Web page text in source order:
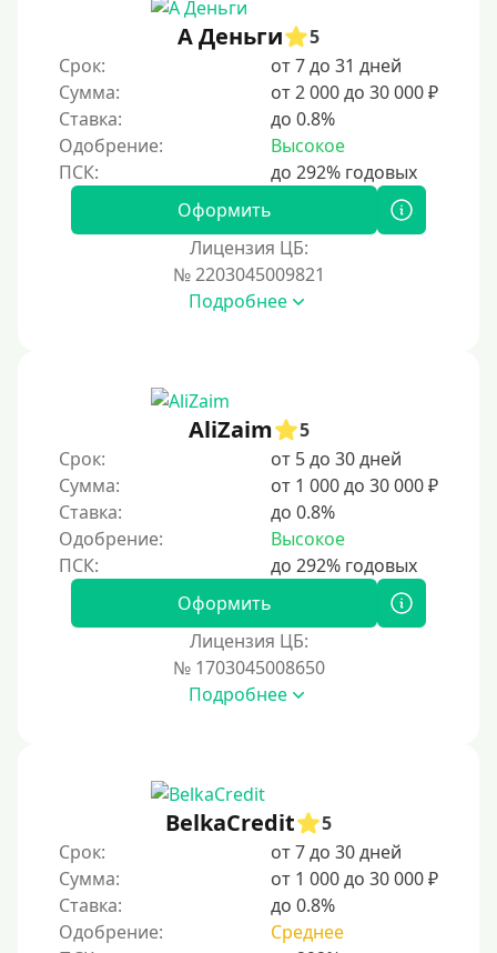
А Деньги
5
Срок:
от 7 до 31 дней
Сумма:
от 2 000 до 30 000 ₽
Ставка:
до 0.8%
Одобрение:
Высокое
Оформить
Лицензия ЦБ:
№ 2203045009821
Подробнее
AliZaim
5
Срок:
от 5 до 30 дней
Сумма:
от 1 000 до 30 000 ₽
Ставка:
до 0.8%
Одобрение:
Высокое
Оформить
Лицензия ЦБ:
№ 1703045008650
Подробнее
BelkaCredit
5
Срок:
от 7 до 30 дней
Сумма:
от 1 000 до 30 000 ₽
Ставка:
до 0.8%
Одобрение:
Среднее